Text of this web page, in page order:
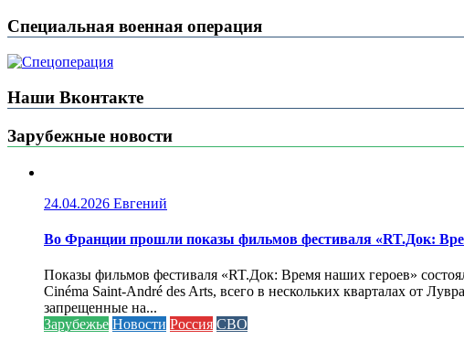
Специальная военная операция
Наши Вконтакте
Зарубежные новости
24.04.2026 Евгений
Во Франции прошли показы фильмов фестиваля «RT.Док:
Показы фильмов фестиваля «RT.Док: Время наших героев»
Cinéma Saint-André des Arts, всего в нескольких кварталах от
запрещенные на...
Зарубежье Новости Россия СВО